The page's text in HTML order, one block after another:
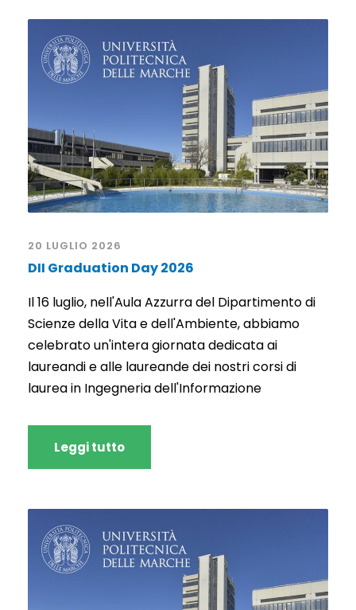
20 LUGLIO 2026
DII Graduation Day 2026
Il 16 luglio, nell'Aula Azzurra del Dipartimento di
Scienze della Vita e dell'Ambiente, abbiamo
celebrato un'intera giornata dedicata ai
laureandi e alle laureande dei nostri corsi di
laurea in Ingegneria dell'Informazione
Leggi tutto